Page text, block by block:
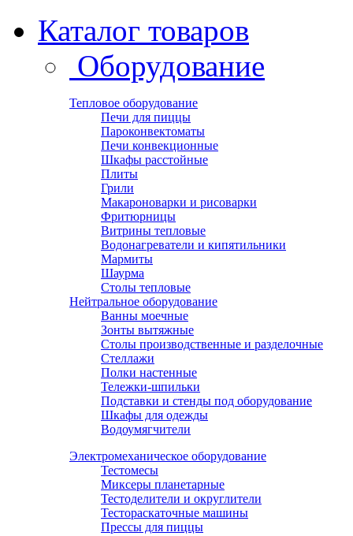
Каталог товаров
Оборудование
Тепловое оборудование
Печи для пиццы
Пароконвектоматы
Печи конвекционные
Шкафы расстойные
Плиты
Грили
Макароноварки и рисоварки
Фритюрницы
Витрины тепловые
Водонагреватели и кипятильники
Мармиты
Шаурма
Столы тепловые
Нейтральное оборудование
Ванны моечные
Зонты вытяжные
Столы производственные и разделочные
Стеллажи
Полки настенные
Тележки-шпильки
Подставки и стенды под оборудование
Шкафы для одежды
Водоумягчители
Электромеханическое оборудование
Тестомесы
Миксеры планетарные
Тестоделители и округлители
Тестораскаточные машины
Прессы для пиццы